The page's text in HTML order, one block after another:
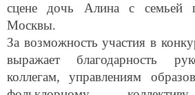
Москвы.
За возможность участия в
выражает благодарность
коллегам, управлениям
фольклорному